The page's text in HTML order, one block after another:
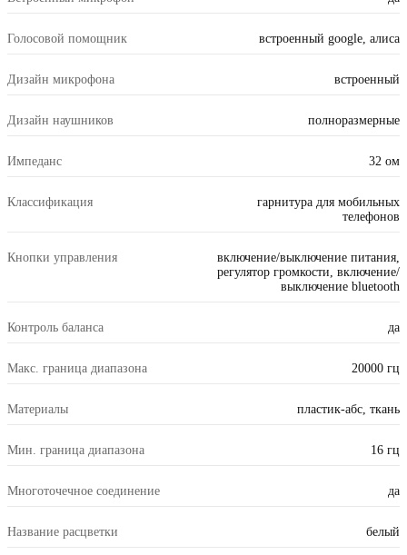
Голосовой помощник встроенный google, алиса
Дизайн микрофона встроенный
Дизайн наушников полноразмерные
Импеданс 32 ом
Классификация
гарнитура для мобильных
телефонов
Кнопки управления
включение/выключение питания,
регулятор громкости, включение/
выключение bluetooth
Контроль баланса да
Макс. граница диапазона 20000 гц
Материалы пластик-абс, ткань
Мин. граница диапазона 16 гц
Многоточечное соединение да
Название расцветки белый